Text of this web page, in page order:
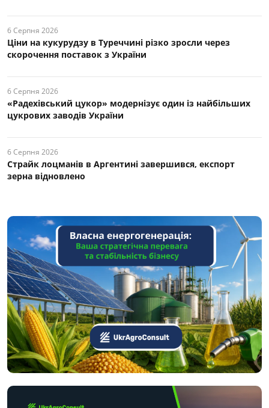
6 Серпня 2026
Ціни на кукурудзу в Туреччині різко зросли через
скорочення поставок з України
6 Серпня 2026
«Радехівський цукор» модернізує один із найбільших
цукрових заводів України
6 Серпня 2026
Страйк лоцманів в Аргентині завершився, експорт
зерна відновлено